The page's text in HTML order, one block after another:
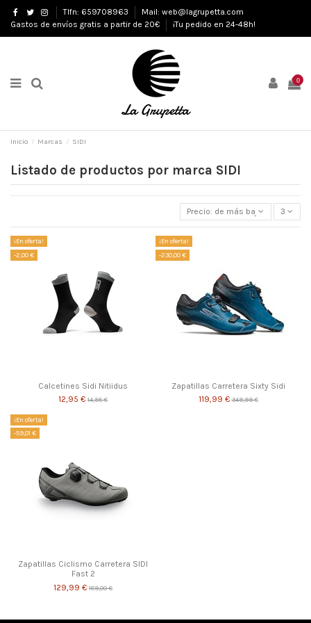
Tlfn: 659708963
Mail: web@lagrupetta.com
Gastos de envíos gratis a partir de 20€
¡Tu pedido en 24-48h!
0
Inicio Marcas SIDI
Listado de productos por marca SIDI
Precio: de más bajo a más alto
3
¡En oferta!
-2,00 €
Calcetines Sidi Nitiidus
12,95 € 14,95 €
¡En oferta!
-230,00 €
Zapatillas Carretera Sixty Sidi
119,99 €349,99 €
¡En oferta!
-59,01 €
Zapatillas Ciclismo Carretera SIDI
Fast 2
129,99 € 189,00 €